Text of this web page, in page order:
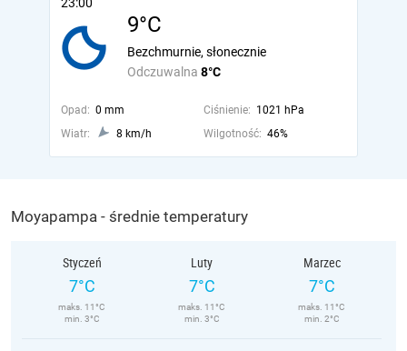
9°C
Odczuwalna 8°C
Bezchmurnie, słonecznie
Opad: 0 mm Ciśnienie: 1021 hPa
Wiatr:
8 km/h Wilgotność: 46%
Moyapampa - średnie temperatury
Styczeń
7°C
maks. 11°C
min. 3°C
Luty
7°C
maks. 11°C
min. 3°C
Marzec
7°C
maks. 11°C
min. 2°C